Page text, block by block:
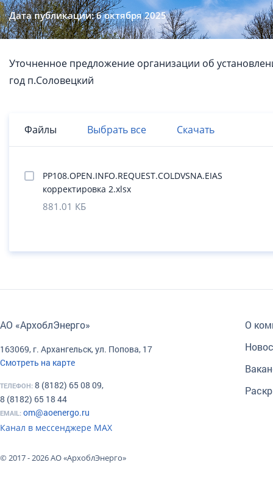
Дата публикации: 6 октября 2025
Уточненное предложение организации об
год п.Соловецкий
Файлы Выбрать все Скачать
PP108.OPEN.INFO.REQUEST.COLDVSNA.EIAS
корректировка 2.xlsx
881.01 КБ
АО «АрхоблЭнерго»
163069, г. Архангельск, ул. Попова, 17
Смотреть на карте
ТЕЛЕФОН: 8 (8182) 65 08 09,
8 (8182) 65 18 44
EMAIL: om@aoenergo.ru
О
© 2017 - 2026 АО «АрхоблЭнерго»
Канал в мессенджере МАХ